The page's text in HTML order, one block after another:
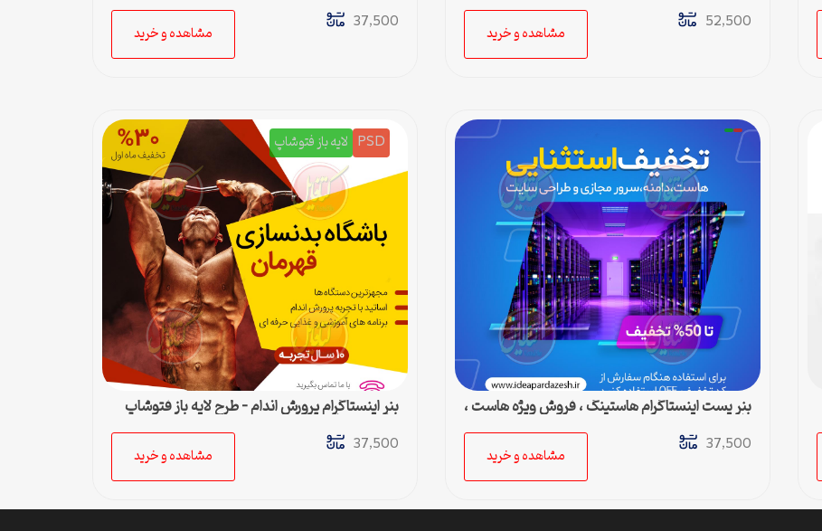
52,500
مشاهده و خرید
37,500
مشاهده و خرید
بنر پست اینستاگرام هاستینگ ، فروش ویژه هاست ،
37,500
مشاهده و خرید
PSD لایه باز فتوشاپ
بنر اینستاگرام پرورش اندام – طرح لایه باز فتوشاپ
37,500
مشاهده و خرید